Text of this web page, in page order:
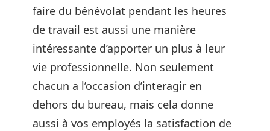
faire du bénévolat pendant les heures
de travail est aussi une manière
intéressante d’apporter un plus à leur
vie professionnelle. Non seulement
chacun a l’occasion d’interagir en
dehors du bureau, mais cela donne
aussi à vos employés la satisfaction de